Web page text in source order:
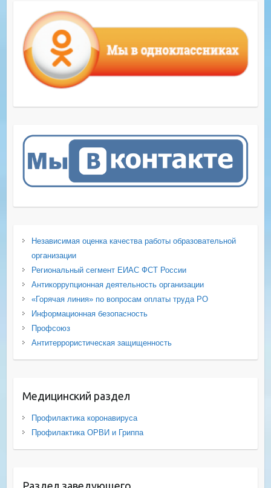
Независимая оценка качества работы образовательной
организации
Региональный сегмент ЕИАС ФСТ России
Антикоррупционная деятельность организации
«Горячая линия» по вопросам оплаты труда РО
Информационная безопасность
Профсоюз
Антитеррористическая защищенность
Медицинский раздел
Профилактика коронавируса
Профилактика ОРВИ и Гриппа
Раздел заведующего